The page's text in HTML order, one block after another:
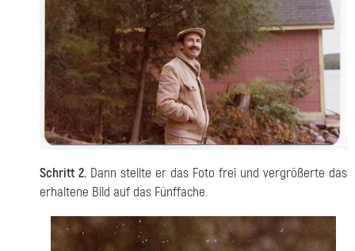
Schritt 2. Dann stellte er das Foto frei und vergrößerte das
erhaltene Bild auf das Fünffache.